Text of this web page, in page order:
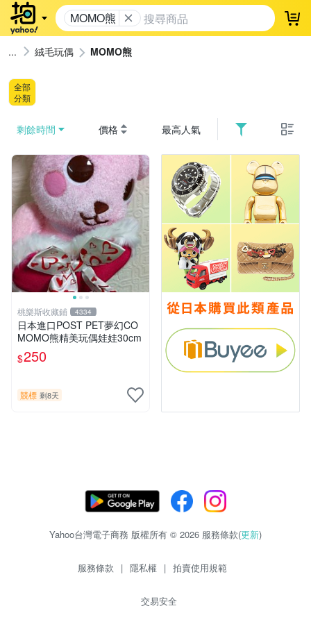
MOMO熊 登
絨毛玩偶 MOMO熊
全部
分類
剩餘時間 價格 最高人氣
桃樂斯收藏鋪 4334
日本進口POST PET夢幻CO
MOMO熊精美玩偶娃娃30cm
$250
競標 剩8天
Yahoo台灣電子商務 版權所有 © 2026 服務條款(更新)
服務條款 | 隱私權 | 拍賣使用規範
交易安全